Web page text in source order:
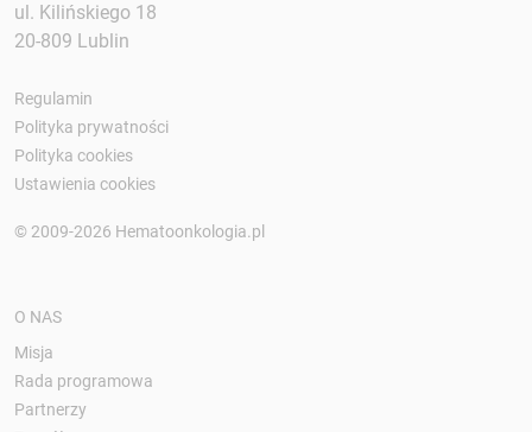
ul. Kilińskiego 18
20-809 Lublin
Regulamin
Polityka prywatności
Polityka cookies
Ustawienia cookies
© 2009-2026 Hematoonkologia.pl
O NAS
Misja
Rada programowa
Partnerzy